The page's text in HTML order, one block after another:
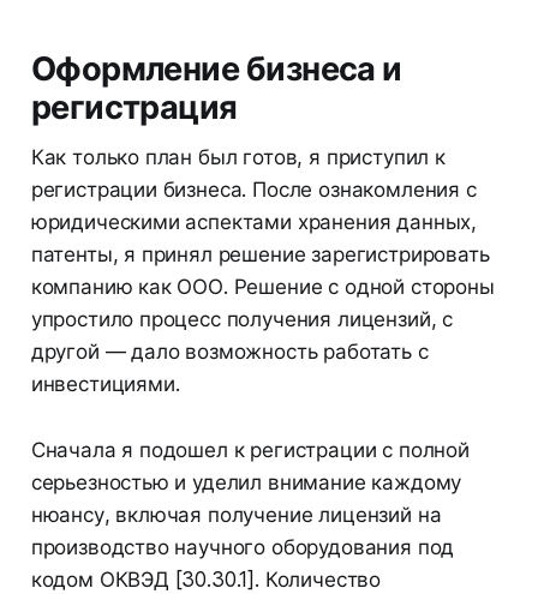
Оформление бизнеса и
регистрация
Как только план был готов, я приступил к
регистрации бизнеса. После ознакомления с
юридическими аспектами хранения данных,
патенты, я принял решение зарегистрировать
компанию как ООО. Решение с одной стороны
упростило процесс получения лицензий, с
другой — дало возможность работать с
инвестициями.
Сначала я подошел к регистрации с полной
серьезностью и уделил внимание каждому
нюансу, включая получение лицензий на
производство научного оборудования под
кодом ОКВЭД [30.30.1]. Количество